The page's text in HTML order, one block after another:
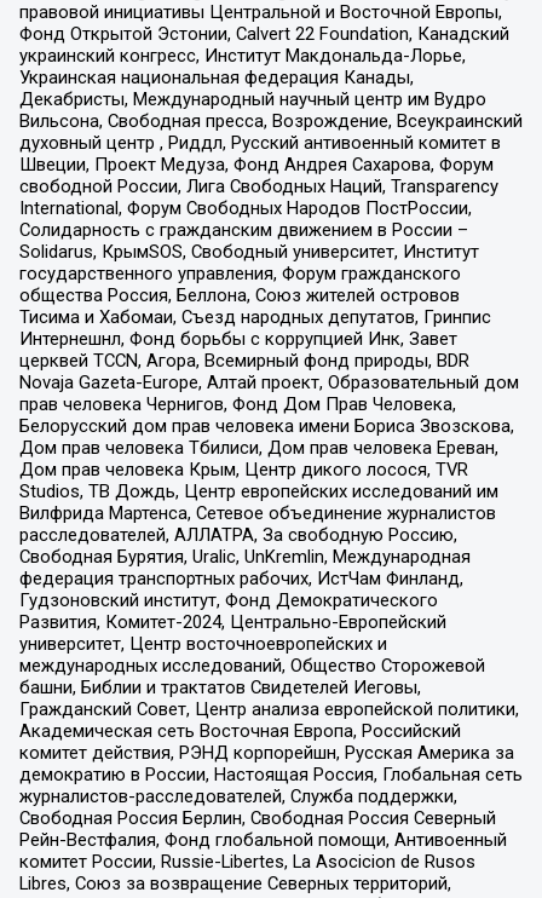
правовой инициативы Центральной и Восточной Европы,
Фонд Открытой Эстонии, Calvert 22 Foundation, Канадский
украинский конгресс, Институт Макдональда-Лорье,
Украинская национальная федерация Канады,
Декабристы, Международный научный центр им Вудро
Вильсона, Свободная пресса, Возрождение, Всеукраинский
духовный центр , Риддл, Русский антивоенный комитет в
Швеции, Проект Медуза, Фонд Андрея Сахарова, Форум
свободной России, Лига Свободных Наций, Transparеncy
International, Форум Свободных Народов ПостРоссии,
Солидарность с гражданским движением в России –
Solidarus, КрымSOS, Свободный университет, Институт
государственного управления, Форум гражданского
общества Россия, Беллона, Союз жителей островов
Тисима и Хабомаи, Съезд народных депутатов, Гринпис
Интернешнл, Фонд борьбы с коррупцией Инк, Завет
церквей TCCN, Агора, Всемирный фонд природы, BDR
Novaja Gazeta-Europe, Алтай проект, Образовательный дом
прав человека Чернигов, Фонд Дом Прав Человека,
Белорусский дом прав человека имени Бориса Звозскова,
Дом прав человека Тбилиси, Дом прав человека Ереван,
Дом прав человека Крым, Центр дикого лосося, TVR
Studios, ТВ Дождь, Центр европейских исследований им
Вилфрида Мартенса, Сетевое объединение журналистов
расследователей, АЛЛАТРА, За свободную Россию,
Свободная Бурятия, Uralic, UnKremlin, Международная
федерация транспортных рабочих, ИстЧам Финланд,
Гудзоновский институт, Фонд Демократического
Развития, Комитет-2024, Центрально-Европейский
университет, Центр восточноевропейских и
международных исследований, Общество Сторожевой
башни, Библии и трактатов Свидетелей Иеговы,
Гражданский Совет, Центр анализа европейской политики,
Академическая сеть Восточная Европа, Российский
комитет действия, РЭНД корпорейшн, Русская Америка за
демократию в России, Настоящая Россия, Глобальная сеть
журналистов-расследователей, Служба поддержки,
Свободная Россия Берлин, Свободная Россия Северный
Рейн-Вестфалия, Фонд глобальной помощи, Антивоенный
комитет России, Russie-Libertes, La Asocicion de Rusos
Libres, Союз за возвращение Северных территорий,